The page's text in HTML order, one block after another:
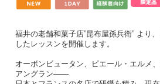
福井の老舗和菓子店”昆布屋孫兵衛” より
したレッスンを開催します。
オーボンビュータン、ピエール・エルメ
アングラン――